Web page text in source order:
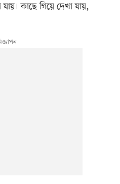
কাছে গিয়ে দেখা যায়,